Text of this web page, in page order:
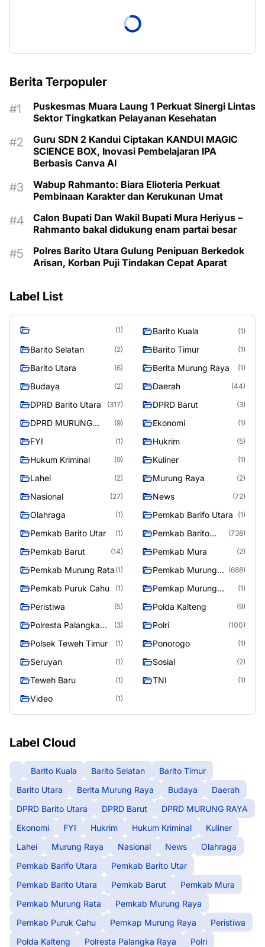
Berita Terpopuler
Puskesmas Muara Laung 1 Perkuat Sinergi Lintas
Sektor Tingkatkan Pelayanan Kesehatan
Guru SDN 2 Kandui Ciptakan KANDUI MAGIC
SCIENCE BOX, Inovasi Pembelajaran IPA
Berbasis Canva AI
Wabup Rahmanto: Biara Elioteria Perkuat
Pembinaan Karakter dan Kerukunan Umat
Calon Bupati Dan Wakil Bupati Mura Heriyus –
Rahmanto bakal didukung enam partai besar
Polres Barito Utara Gulung Penipuan Berkedok
Arisan, Korban Puji Tindakan Cepat Aparat
Label List
(1) Barito Kuala (1)
Barito Selatan (2) Barito Timur (1)
Barito Utara (6) Berita Murung Raya (1)
Budaya (2) Daerah (44)
DPRD Barito Utara (317) DPRD Barut (3)
DPRD MURUNG
(9) Ekonomi (1)
FYI (1) Hukrim (5)
Hukum Kriminal (9) Kuliner (1)
Lahei (2) Murung Raya (2)
Nasional (27) News (72)
Olahraga (1) Pemkab Barifo Utara (1)
Pemkab Barito Utar (1)
Pemkab Barito
(738)
Pemkab Barut (14) Pemkab Mura (2)
Pemkab Murung Rata (1)
Pemkab Murung
(688)
Pemkab Puruk Cahu (1)
Pemkap Murung
(1)
Peristiwa (5) Polda Kalteng (9)
Polresta Palangka
(3) Polri (100)
Polsek Teweh Timur (1) Ponorogo (1)
Seruyan (1) Sosial (2)
Teweh Baru (1) TNI (1)
Video (1)
Label Cloud
Barito Kuala Barito Selatan
Barito Timur
Barito Utara
Berita Murung Raya Budaya
Daerah
DPRD Barito Utara
DPRD Barut
DPRD MURUNG RAYA
Ekonomi
FYI Hukrim Hukum Kriminal
Kuliner
Lahei
Murung Raya Nasional News
Olahraga
Pemkab Barifo Utara
Pemkab Barito Utar
Pemkab Barito Utara
Pemkab Barut
Pemkab Mura
Pemkab Murung Rata
Pemkab Murung Raya
Pemkab Puruk Cahu
Pemkap Murung Raya
Peristiwa
Polda Kalteng
Polresta Palangka Raya
Polri